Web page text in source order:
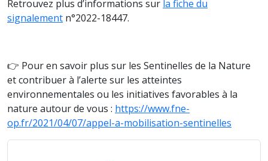
Retrouvez plus d’informations sur la fiche du
signalement n°2022-18447.
👉 Pour en savoir plus sur les Sentinelles de la Nature
et contribuer à l’alerte sur les atteintes
environnementales ou les initiatives favorables à la
nature autour de vous : https://www.fne-
op.fr/2021/04/07/appel-a-mobilisation-sentinelles